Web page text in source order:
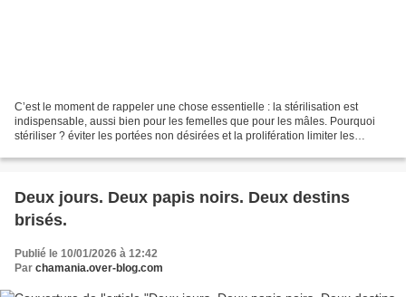
C’est le moment de rappeler une chose essentielle : la stérilisation est
indispensable, aussi bien pour les femelles que pour les mâles. Pourquoi
stériliser ? éviter les portées non désirées et la prolifération limiter les
Deux jours. Deux papis noirs. Deux destins
brisés.
Publié le 10/01/2026 à 12:42
Par chamania.over-blog.com